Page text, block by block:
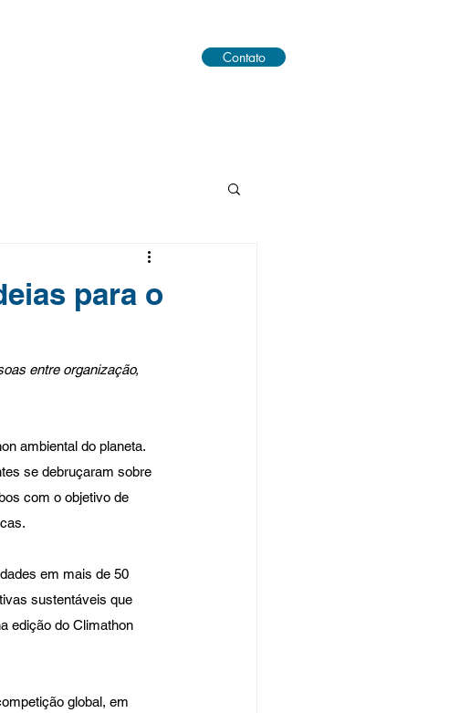
Contato
para o
entre organização,
ambiental do planeta.
se debruçaram sobre
com o objetivo de
em mais de 50
sustentáveis que
edição do Climathon
global, em